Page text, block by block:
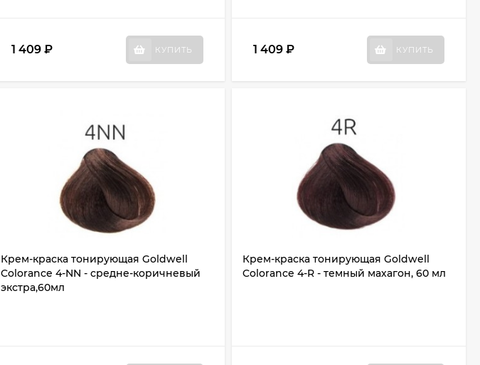
1 409₽ КУПИТЬ 1 409 ₽ КУПИТЬ
Крем-краска тонирующая Goldwell
Colorance 4-NN - средне-коричневый
экстра,60мл
Крем-краска тонирующая Goldwell
Colorance 4-R - темный махагон, 60 мл